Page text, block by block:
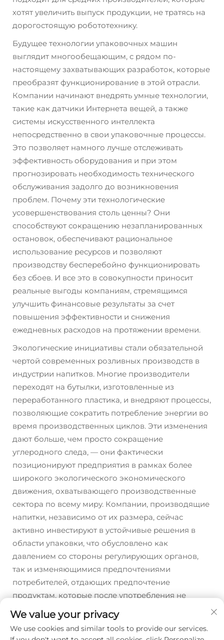
хотят увеличить выпуск продукции, не тратясь на
дорогостоящую робототехнику.
Будущее технологии упаковочных машин
выглядит многообещающим, с рядом по-
настоящему захватывающих разработок, которые
преобразят функционирование в этой отрасли.
Компании начинают внедрять умные технологии,
такие как датчики Интернета вещей, а также
системы искусственного интеллекта
непосредственно в свои упаковочные процессы.
Это позволяет намного лучше отслеживать
эффективность оборудования и при этом
прогнозировать необходимость технического
обслуживания задолго до возникновения
проблем. Почему эти технологические
усовершенствования столь ценны? Они
способствуют сокращению незапланированных
остановок, обеспечивают рациональное
использование ресурсов и позволяют
производству бесперебойно функционировать
без сбоев. И все это в совокупности приносит
реальные выгоды компаниям, стремящимся
улучшить финансовые результаты за счет
повышения эффективности и снижения
ежедневных расходов на протяжении времени.
Экологические инициативы стали обязательной
чертой современных розливных производств в
индустрии напитков. Многие производители
переходят на бутылки, изготовленные из
переработанного пластика, и внедряют процессы,
позволяющие сократить потребление энергии во
время производственных циклов. Эти изменения
дают больше, чем просто сокращение
углеродного следа, — они фактически
позиционируют предприятия в рамках более
широкого экологического экономического
движения, охватывающего производственные
сектора по всему миру. Компании, производящие
напитки, независимо от их размера, сейчас
активно инвестируют в устойчивые решения в
области упаковки, что обусловлено как
давлением со стороны регулирующих органов,
так и изменяющимися предпочтениями
потребителей, отдающих предпочтение
продуктам, которые после употребления не
оставляют горы отходов.
We value your privacy
We use cookies and similar tools to provide our services.